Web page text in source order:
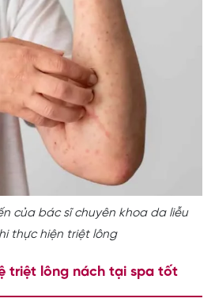
của bác sĩ chuyên khoa da liễu
thực hiện triệt lông
triệt lông nách tại spa tốt